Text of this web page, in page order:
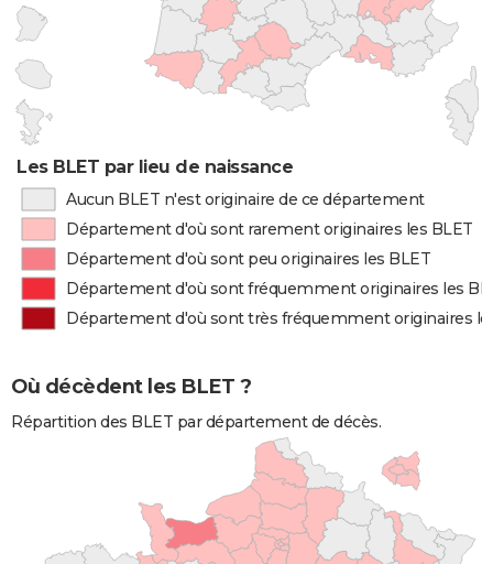
Les BLET par lieu de naissance
Aucun BLET n'est originaire de ce département
Département d'où sont rarement originaires les BLET
Département d'où sont peu originaires les BLET
Département d'où sont fréquemment originaires les
Département d'où sont très fréquemment originaires
Où décèdent les BLET ?
Répartition des BLET par département de décès.